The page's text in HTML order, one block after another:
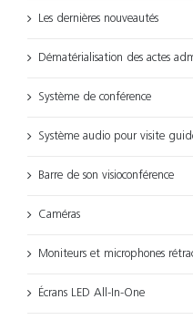
Les dernières nouveautés
Dématérialisation des actes
Système de conférence
Système audio pour visite
Barre de son visioconférence
Caméras
Moniteurs et microphones
Écrans LED All-In-One